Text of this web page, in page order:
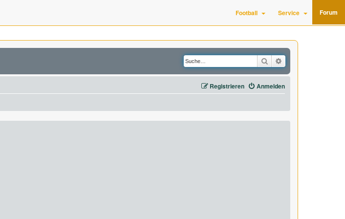
Football Service Forum
Suche
Anmelden
Registrieren